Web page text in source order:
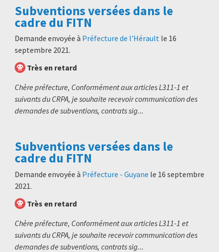
Subventions versées dans le
cadre du FITN
Demande envoyée à Préfecture de l'Hérault le 16
septembre 2021.
Très en retard
Chère préfecture, Conformément aux articles L311-1 et
suivants du CRPA, je souhaite recevoir communication des
demandes de subventions, contrats sig...
Subventions versées dans le
cadre du FITN
Demande envoyée à Préfecture - Guyane le 16 septembre
2021.
Très en retard
Chère préfecture, Conformément aux articles L311-1 et
suivants du CRPA, je souhaite recevoir communication des
demandes de subventions, contrats sig...